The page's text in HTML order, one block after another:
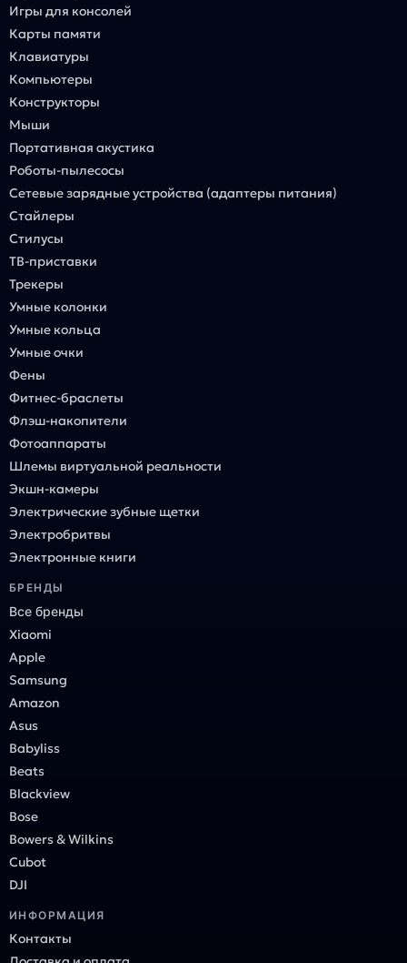
Игры для консолей
Карты памяти
Клавиатуры
Компьютеры
Конструкторы
Мыши
Портативная акустика
Роботы-пылесосы
Сетевые зарядные устройства (адаптеры питания)
Стайлеры
Стилусы
ТВ-приставки
Трекеры
Умные колонки
Умные кольца
Умные очки
Фены
Фитнес-браслеты
Флэш-накопители
Фотоаппараты
Шлемы виртуальной реальности
Экшн-камеры
Электрические зубные щетки
Электробритвы
Электронные книги
БРЕНДЫ
Все бренды
Xiaomi
Apple
Samsung
Amazon
Asus
Babyliss
Beats
Blackview
Bose
Bowers & Wilkins
Cubot
DJI
ИНФОРМАЦИЯ
Контакты